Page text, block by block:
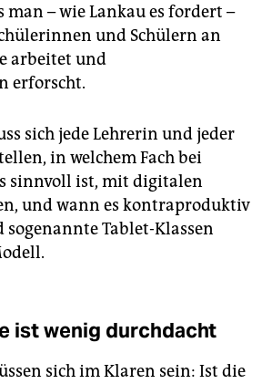
man – wie Lankau es fordert –
und Schülern an
arbeitet und
erforscht.
sich jede Lehrerin und jeder
in welchem Fach bei
sinnvoll ist, mit digitalen
und wann es kontraproduktiv
sogenannte Tablet-Klassen
ist wenig durchdacht
sich im Klaren sein: Ist die